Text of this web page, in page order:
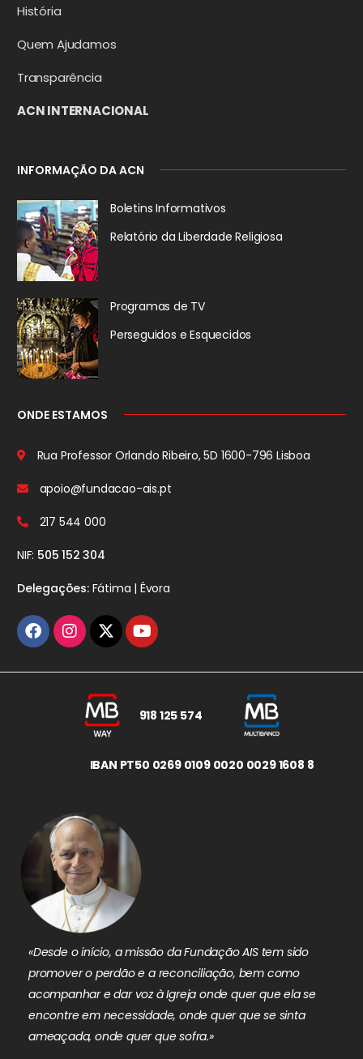
História
Quem Ajudamos
Transparência
ACN INTERNACIONAL
INFORMAÇÃO DA ACN
Boletins Informativos
Relatório da Liberdade Religiosa
Programas de TV
Perseguidos e Esquecidos
ONDE ESTAMOS
Rua Professor Orlando Ribeiro, 5D 1600-796 Lisboa
apoio@fundacao-ais.pt
217 544 000
NIF: 505 152 304
Delegações:Fátima | Évora
918 125 574
IBAN PT50 0269 0109 0020 0029 1608 8
«Desde o início, a missão da Fundação AIS tem sido
promover o perdão e a reconciliação, bem como
acompanhar e dar voz à Igreja onde quer que ela se
encontre em necessidade, onde quer que se sinta
ameaçada, onde quer que sofra.»